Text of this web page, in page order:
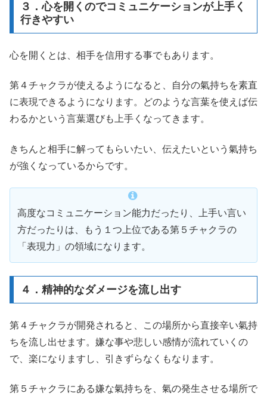
３．心を開くのでコミュニケーションが上手く
行きやすい
心を開くとは、相手を信用する事でもあります。
第４チャクラが使えるようになると、自分の氣持ちを素直
に表現できるようになります。どのような言葉を使えば伝
わるかという言葉選びも上手くなってきます。
きちんと相手に解ってもらいたい、伝えたいという氣持ち
が強くなっているからです。
高度なコミュニケーション能力だったり、上手い言い
方だったりは、もう１つ上位である第５チャクラの
「表現力」の領域になります。
４．精神的なダメージを流し出す
第４チャクラが開発されると、この場所から直接辛い氣持
ちを流し出せます。嫌な事や悲しい感情が流れていくの
で、楽になりますし、引きずらなくもなります。
第５チャクラにある嫌な氣持ちを、氣の発生させる場所で